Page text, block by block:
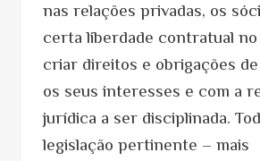
nas relações privadas, os
certa liberdade contratual
criar direitos e obrigações
os seus interesses e com a
jurídica a ser disciplinada.
legislação pertinente – mais